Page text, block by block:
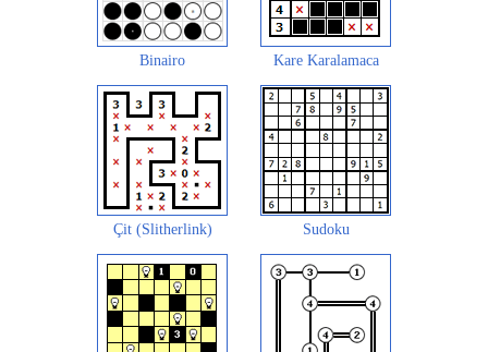
Binairo Kare Karalamaca
Çit (Slitherlink) Sudoku